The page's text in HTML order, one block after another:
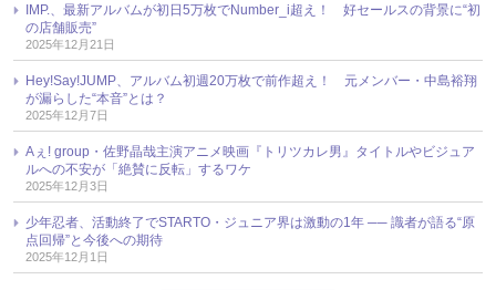
IMP.、最新アルバムが初日5万枚でNumber_i超え！ 好セールスの背景に“初
の店舗販売”
2025年12月21日
Hey!Say!JUMP、アルバム初週20万枚で前作超え！ 元メンバー・中島裕翔
が漏らした“本音”とは？
2025年12月7日
Aぇ! group・佐野晶哉主演アニメ映画『トリツカレ男』タイトルやビジュア
ルへの不安が「絶賛に反転」するワケ
2025年12月3日
少年忍者、活動終了でSTARTO・ジュニア界は激動の1年 ── 識者が語る“原
点回帰”と今後への期待
2025年12月1日